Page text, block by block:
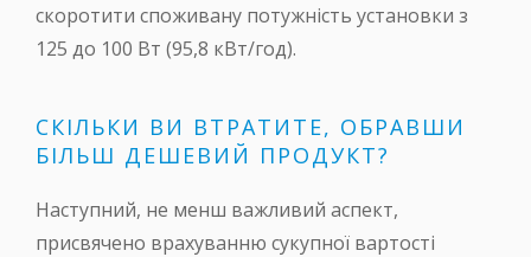
скоротити споживану потужність установки з
125 до 100 Вт (95,8 кВт/год).
СКІЛЬКИ ВИ ВТРАТИТЕ, ОБРАВШИ
БІЛЬШ ДЕШЕВИЙ ПРОДУКТ?
Наступний, не менш важливий аспект,
присвячено врахуванню сукупної вартості